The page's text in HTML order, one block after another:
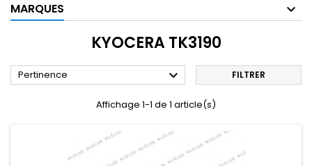
MARQUES
KYOCERA TK3190
Pertinence  FILTRER
Affichage 1-1 de 1 article(s)